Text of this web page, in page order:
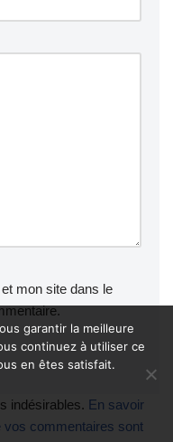
mon site dans le
indésirables. En savoir
vos commentaires sont
garantir la meilleure
continuez à utiliser ce
en êtes satisfait.